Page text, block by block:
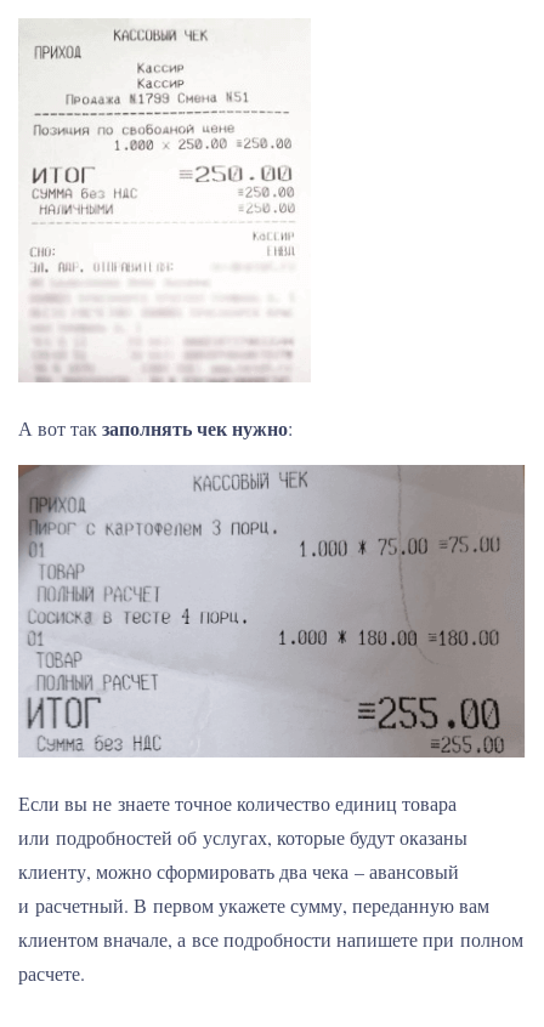
А вот такзаполнять чек нужно:
Если вы не знаете точное количество единиц товара
или подробностей об услугах, которые будут оказаны
клиенту, можно сформировать два чека – авансовый
и расчетный. В первом укажете сумму, переданную вам
клиентом вначале, а все подробности напишете при полном
расчете.